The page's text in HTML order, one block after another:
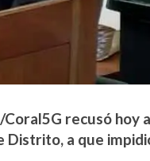
recusó hoy
a que